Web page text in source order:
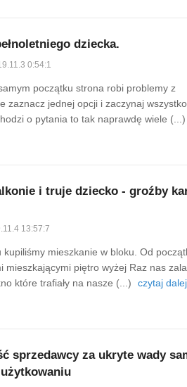
dziecka.
0:54:1
początku strona robi problemy z
zaznacz jednej opcji i zaczynaj
o pytania to tak naprawdę wiele (...)
i truje dziecko - groźby
13:57:7
mieszkanie w bloku. Od
mieszkającymi piętro wyżej Raz nas
które trafiały na nasze (...)
czytaj
sprzedawcy za ukryte wady